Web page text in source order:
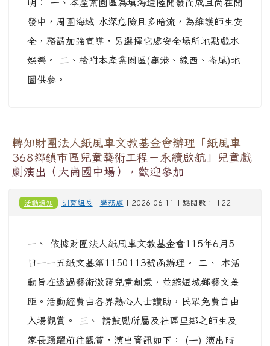
明： 一、本產業園區為填海造陸開發而成且尚在開
發中，周圍海域 水深危險且多暗流，為維護師生安
全，務請加強宣導，另選擇它處安全場所地點戲水
娛樂。 二、檢附本產業園區(鹿港、線西、崙尾)地
圖供參。
轉知財團法人紙風車文教基金會辦理「紙風車
368鄉鎮市區兒童藝術工程－永續啟航」兒童戲
劇演出（大崗國中場），歡迎參加
活動通知 訓育組長 - 學務處 | 2026-06-11 | 點閱數： 122
一、 依據財團法人紙風車文教基金會115年6月5
日一一五紙文基第1150113號函辦理。 二、 本活
動旨在透過藝術激發兒童創意，並縮短城鄉藝文差
距。活動經費由各界熱心人士讚助，民眾免費自由
入場觀賞。 三、 請鼓勵所屬及社區里鄰之師生及
家長踴躍前往觀賞，演出資訊如下： (一) 演出時